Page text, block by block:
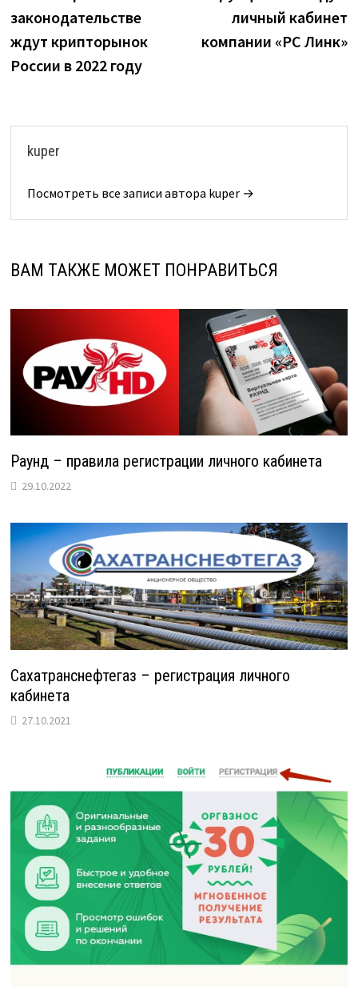
записям
законодательстве
ждут крипторынок
России в 2022 году
личный кабинет
компании «РС Линк»
kuper
Посмотреть все записи автора kuper →
ВАМ ТАКЖЕ МОЖЕТ ПОНРАВИТЬСЯ
Раунд – правила регистрации личного кабинета
29.10.2022
Сахатранснефтегаз – регистрация личного
кабинета
27.10.2021